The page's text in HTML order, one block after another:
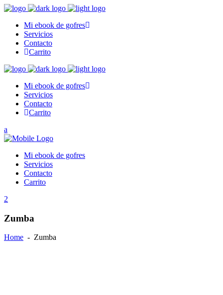
Mi ebook de gofres
Servicios
Contacto
Carrito
Mi ebook de gofres
Servicios
Contacto
Carrito
Mi ebook de gofres
Servicios
Contacto
Carrito
Zumba
Home - Zumba